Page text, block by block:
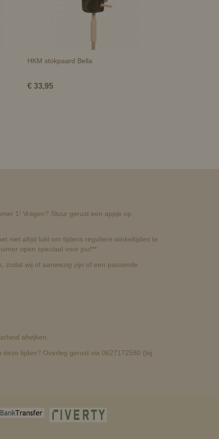
HKM stokpaard Bella
€ 33,95
1! Vragen? Stuur gerust een appje op
niet altijd lukt om tijdens reguliere winkeltijden te
open speciaal voor jou!**
zodat wij of aanwezig zijn of een passende
afwijken.
deze tijden? Overleg gerust via 0627172580 (bij